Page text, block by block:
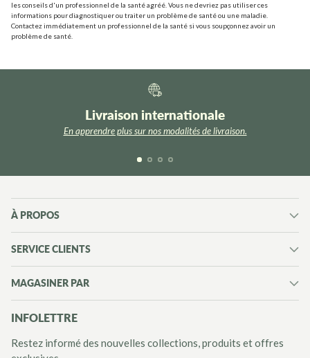
les conseils d'un professionnel de la santé agréé. Vous ne devriez pas utiliser ces
informations pour diagnostiquer ou traiter un problème de santé ou une maladie.
Contactez immédiatement un professionnel de la santé si vous soupçonnez avoir un
problème de santé.
Livraison internationale
En apprendre plus sur nos modalités de livraison.
À PROPOS
SERVICE CLIENTS
MAGASINER PAR
INFOLETTRE
Restez informé des nouvelles collections, produits et offres